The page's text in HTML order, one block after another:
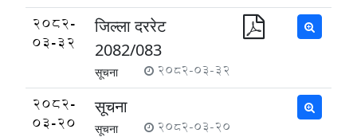
2082-
03-32
जिल्ला दररेट
2082/083
सूचना 2082-03-32
2082-
03-20
सूचना
सूचना 2082-03-20